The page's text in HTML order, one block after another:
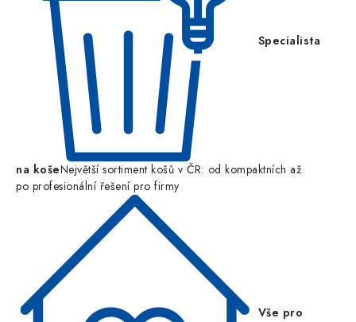
Specialista
na košeNejvětší sortiment košů v ČR: od kompaktních až
po profesionální řešení pro firmy
Vše pro